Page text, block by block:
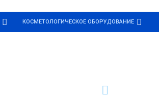
КОСМЕТОЛОГИЧЕСКОЕ ОБОРУДОВАНИЕ